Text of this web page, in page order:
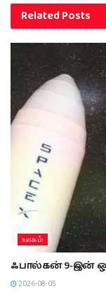
RelatedPosts
உலகம்
ஃபால்கன் 9-இன்
2026-08-05